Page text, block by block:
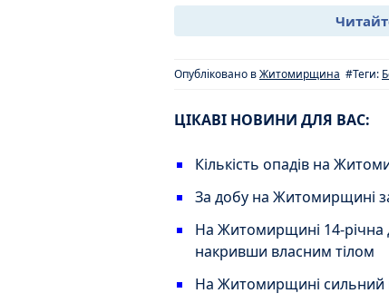
Опубліковано вЖитомирщина #Теги:
ЦІКАВІ НОВИНИ ДЛЯ ВАС:
Кількість опадів на
За добу на Житомирщині
На Житомирщині 14-річна
накривши власним тілом
На Житомирщині сильний